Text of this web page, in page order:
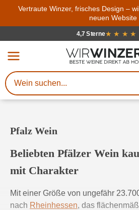
Zum
Vertraute Winzer, frisches Design –
neuen Website
4,7 Sterne★ ★ ★ ★
Pfalz Wein
Beliebten Pfälzer Wein
mit Charakter
Mit einer Größe von ungefähr
nach Rheinhessen, das
Weinsuche
Mindestens 3 Zeichen
Beschreiben Sie,
Sie suchen – ob nach